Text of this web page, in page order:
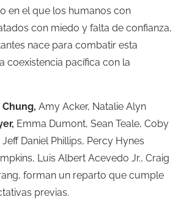
en el que los humanos con
con miedo y falta de confianza,
nace para combatir esta
coexistencia pacífica con la
Chung, Amy Acker, Natalie Alyn
, Emma Dumont, Sean Teale, Coby
Daniel Phillips, Percy Hynes
Luis Albert Acevedo Jr., Craig
forman un reparto que cumple
previas.